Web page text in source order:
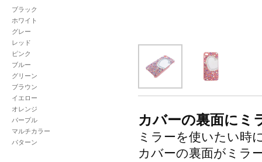
カバーの裏面にミ
ミラーを使いたい時
カバーの裏面がミラ
ブラック
ホワイト
グレー
レッド
ピンク
ブルー
グリーン
ブラウン
イエロー
オレンジ
パープル
マルチカラー
パターン